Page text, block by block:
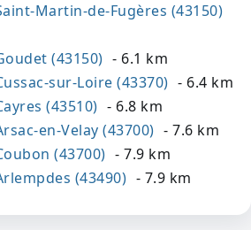
Martin-de-Fugères (43150)
(43150) - 6.1 km
sur-Loire (43370) - 6.4 km
(43510) - 6.8 km
en-Velay (43700) - 7.6 km
(43700) - 7.9 km
(43490) - 7.9 km